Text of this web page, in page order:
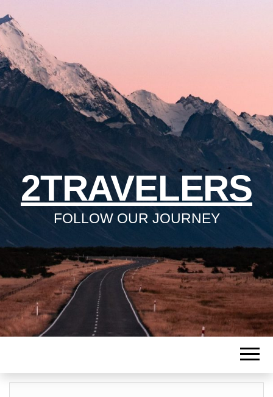
2TRAVELERS
FOLLOW OUR JOURNEY